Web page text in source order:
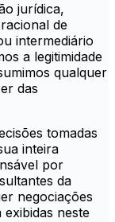
jurídica,
de
intermediário
a legitimidade
qualquer
das
tomadas
inteira
por
da
negociações
neste